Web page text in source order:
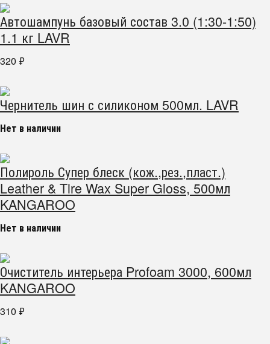
Автошампунь базовый состав 3.0 (1:30-1:50)
1.1 кг LAVR
320 ₽
Чернитель шин с силиконом 500мл. LAVR
Нет в наличии
Полироль Супер блеск (кож.,рез.,пласт.)
Leather & Tire Wax Super Gloss, 500мл
KANGAROO
Нет в наличии
Очиститель интерьера Profoam 3000, 600мл
KANGAROO
310 ₽